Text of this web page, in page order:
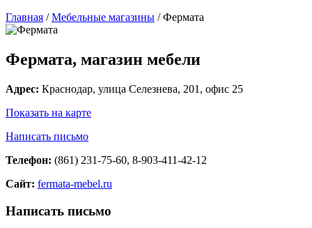
Главная /Мебельные магазины /Фермата
Фермата, магазин мебели
Адрес: Краснодар, улица Селезнева, 201 , офис 25
Показать на карте
Написать письмо
Телефон: (861) 231-75-60, 8-903-411-42-12
Сайт: fermata-mebel.ru
Написать письмо